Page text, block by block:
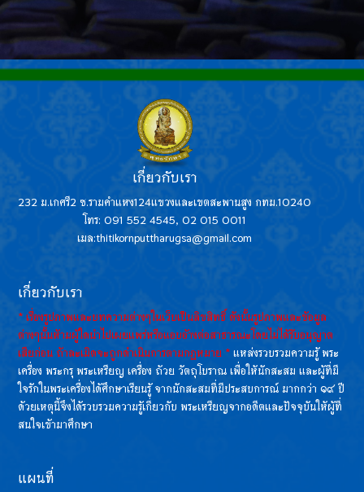
เกี่ยวกับเรา
232 ม.เกศรี2 ซ.รามคำแหง124แขวงและเขตสะพานสูง กทม.10240
โทร: 091 552 4545, 02 015 0011
เมล:thitikornputtharugsa@gmail.com
เกี่ยวกับเรา
* เรื่องรูปภาพและบทความต่างๆในเว็บเป็นลิขสิทธิ์ ดังนั้นรูปภาพและข้อมูล
ต่างๆนั้นห้ามผู้ใดนำไปเผยแพร่หรือแอบอ้างต่อสาธารณะโดยไม่ได้รับอนุญาต
เสียก่อน ถ้าละเมิดจะถูกดำเนินการตามกฏหมาย * แหล่งรวบรวมความรู้ พระ
เครื่อง พระกรุ พระเหรียญ เครื่อง ถ้วย วัตถุโบราณ เพื่อให้นักสะสม และผู้ที่มี
ใจรักในพระเครื่องได้ศึกษาเรียนรู้ จากนักสะสมที่มีประสบการณ์ มากกว่า ๑๙ ปี
ด้วยเหตุนี้จึงได้รวบรวมความรู้เกี่ยวกับ พระเหรียญจากอดีตและปัจจุบันให้ผู้ที่
สนใจเข้ามาศึกษา
แผนที่